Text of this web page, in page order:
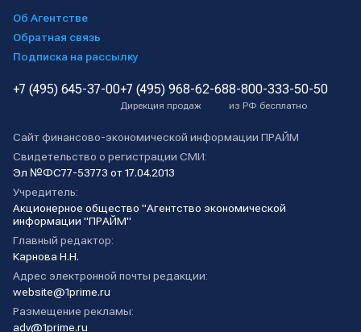
Об Агентстве
Обратная связь
Подписка на рассылку
+7 (495) 645-37-00+7 (495) 968-62-68
Дирекция продаж
8-800-333-50-50
из РФ бесплатно
Сайт финансово-экономической информации ПРАЙМ
Свидетельство о регистрации СМИ:
Эл №ФС77-53773 от 17.04.2013
Учредитель:
Акционерное общество "Агентство экономической
информации "ПРАЙМ"
Главный редактор:
Карнова Н.Н.
Адрес электронной почты редакции:
website@1prime.ru
Размещение рекламы:
adv@1prime.ru